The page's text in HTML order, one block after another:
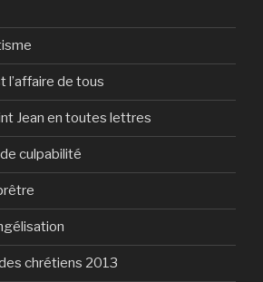
l’affaire de tous
Jean en toutes lettres
culpabilité
chrétiens 2013